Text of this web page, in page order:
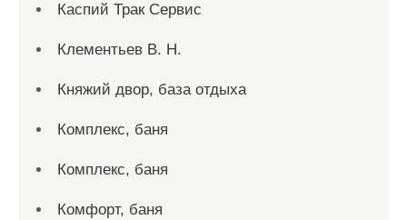
Каспий Трак Сервис
Клементьев В. Н.
Княжий двор, база отдыха
Комплекс, баня
Комплекс, баня
Комфорт, баня